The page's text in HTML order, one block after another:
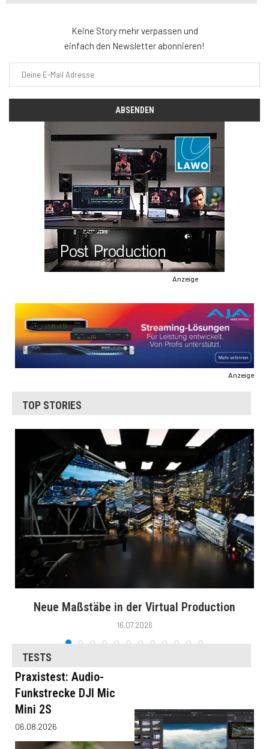
Keine Story mehr verpassen und
einfach den Newsletter abonnieren!
Anzeige
Anzeige
TOP STORIES
Neue Maßstäbe in der Virtual Production
16.07.2026
TESTS
Praxistest: Audio-
Funkstrecke DJI Mic
Mini 2S
06.08.2026